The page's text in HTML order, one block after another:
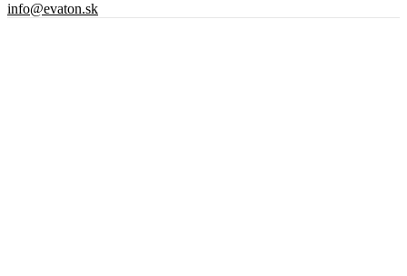
info@evaton.sk